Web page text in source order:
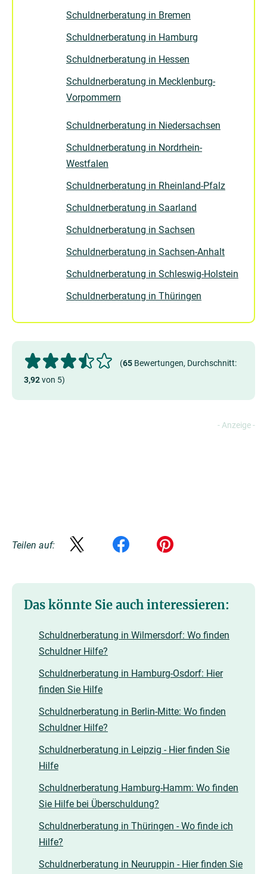
Schuldnerberatung in Bremen
Schuldnerberatung in Hamburg
Schuldnerberatung in Hessen
Schuldnerberatung in Mecklenburg-
Vorpommern
Schuldnerberatung in Niedersachsen
Schuldnerberatung in Nordrhein-
Westfalen
Schuldnerberatung in Rheinland-Pfalz
Schuldnerberatung in Saarland
Schuldnerberatung in Sachsen
Schuldnerberatung in Sachsen-Anhalt
Schuldnerberatung in Schleswig-Holstein
Schuldnerberatung in Thüringen
(65 Bewertungen, Durchschnitt:
3,92von 5)
Teilen auf:
Das könnte Sie auch interessieren:
Schuldnerberatung in Wilmersdorf: Wo finden
Schuldner Hilfe?
Schuldnerberatung in Hamburg-Osdorf: Hier
finden Sie Hilfe
Schuldnerberatung in Berlin-Mitte: Wo finden
Schuldner Hilfe?
Schuldnerberatung in Leipzig - Hier finden Sie
Hilfe
Schuldnerberatung Hamburg-Hamm: Wo finden
Sie Hilfe bei Überschuldung?
Schuldnerberatung in Thüringen - Wo finde ich
Hilfe?
Schuldnerberatung in Neuruppin - Hier finden Sie